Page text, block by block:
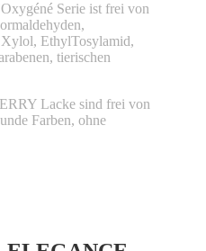
Serie ist frei von
EthylTosylamid,
tierischen
Lacke sind frei von
Farben, ohne